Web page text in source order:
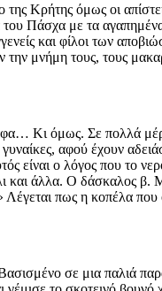
Κρήτης όμως οι
του Πάσχα με τα
και φίλοι των
μνήμη τους, τους
Κι όμως. Σε πολλά
αφού έχουν
είναι ο λόγος που το
και άλλα. Ο δάσκαλος
πως η κοπέλα
σε μια παλιά